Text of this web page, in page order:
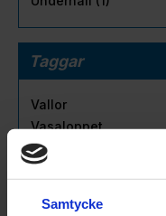
Samtycke
Taggar
Vallor
Vasaloppet
Rullskidor
Skike